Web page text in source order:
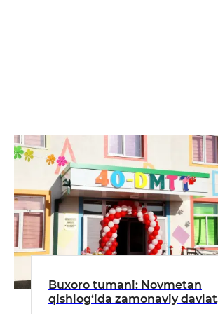
Buxoro tumani: Novmetan
qishlog‘ida zamonaviy davlat